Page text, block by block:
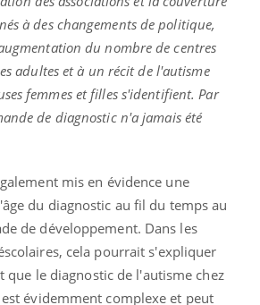
à des changements de politique,
du nombre de centres
adultes et à un récit de l'autisme
femmes et filles s'identifient. Par
de diagnostic n'a jamais été
mis en évidence une
du diagnostic au fil du temps au
de développement. Dans les
cela pourrait s'expliquer
que le diagnostic de l'autisme chez
évidemment complexe et peut